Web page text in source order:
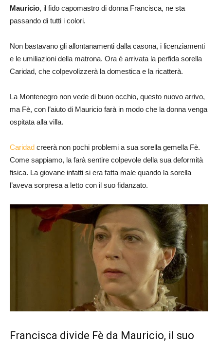
Mauricio, il fido capomastro di donna Francisca, ne sta
passando di tutti i colori.
Non bastavano gli allontanamenti dalla casona, i licenziamenti
e le umiliazioni della matrona. Ora è arrivata la perfida sorella
Caridad, che colpevolizzerà la domestica e la ricatterà.
La Montenegro non vede di buon occhio, questo nuovo arrivo,
ma Fè, con l’aiuto di Mauricio farà in modo che la donna venga
ospitata alla villa.
Caridad creerà non pochi problemi a sua sorella gemella Fè.
Come sappiamo, la farà sentire colpevole della sua deformità
fisica. La giovane infatti si era fatta male quando la sorella
l’aveva sorpresa a letto con il suo fidanzato.
Francisca divide Fè da Mauricio, il suo